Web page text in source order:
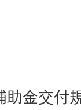
助金交付